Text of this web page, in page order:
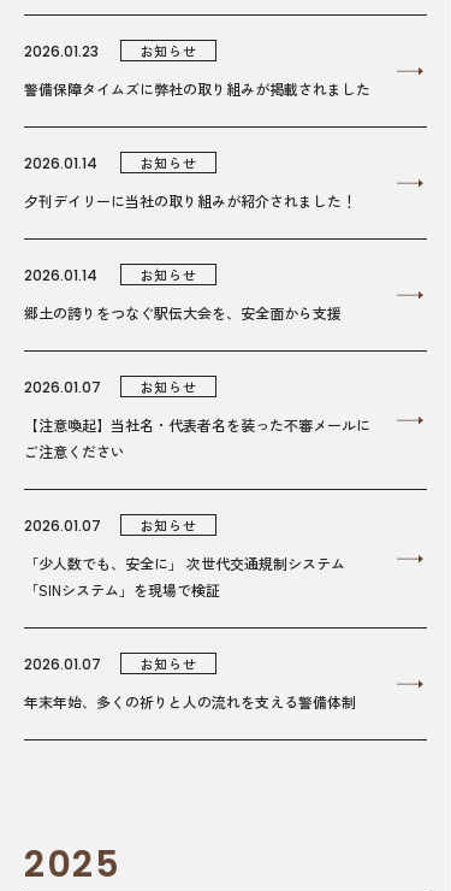
2026.01.23 お知らせ
警備保障タイムズに弊社の取り組みが掲載されました
2026.01.14 お知らせ
夕刊デイリーに当社の取り組みが紹介されました！
2026.01.14 お知らせ
郷土の誇りをつなぐ駅伝大会を、安全面から支援
2026.01.07 お知らせ
【注意喚起】当社名・代表者名を装った不審メールに
ご注意ください
2026.01.07 お知らせ
「少人数でも、安全に」 次世代交通規制システム
「SINシステム」を現場で検証
2026.01.07 お知らせ
年末年始、多くの祈りと人の流れを支える警備体制
2025